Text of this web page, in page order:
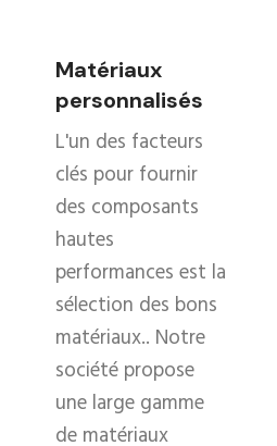
Matériaux
personnalisés
L'un des facteurs
clés pour fournir
des composants
hautes
performances est la
sélection des bons
matériaux.. Notre
société propose
une large gamme
de matériaux